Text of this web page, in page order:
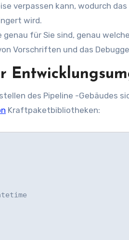
verpassen kann, wodurch
wird.
genau für Sie sind, genau
Vorschriften und das
des Pipeline -Gebäudes
Kraftpaketbibliotheken: